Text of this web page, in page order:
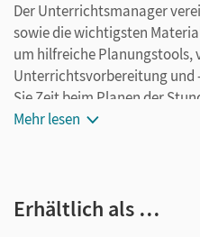
Der Unterrichtsmanager
sowie die wichtigsten
um hilfreiche Planungstools,
Unterrichtsvorbereitung und
Sie Zeit beim Planen der
Materialien ganz leicht hinzu.
E-Book vom Kurs- und
Mehr lesen
Erhältlich als …